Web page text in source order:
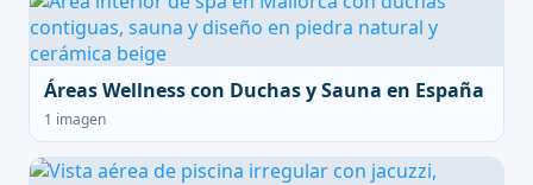
Áreas Wellness con Duchas y Sauna en España
1 imagen